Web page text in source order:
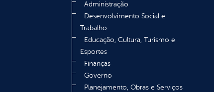
Administração
Desenvolvimento Social e
Trabalho
Educação, Cultura, Turismo e
Esportes
Finanças
Governo
Planejamento, Obras e Serviços